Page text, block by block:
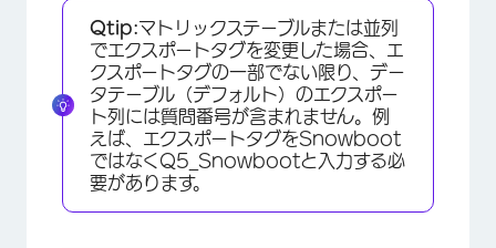
×
×
Qtip:マトリックステーブルまたは並列
でエクスポートタグを変更した場合、エ
クスポートタグの一部でない限り、デー
タテーブル（デフォルト）のエクスポー
ト列には質問番号が含まれません。例
えば、エクスポートタグをSnowboot
ではなくQ5_Snowbootと入力する必
要があります。